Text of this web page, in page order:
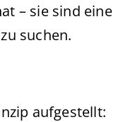
– sie sind eine
suchen.
aufgestellt: